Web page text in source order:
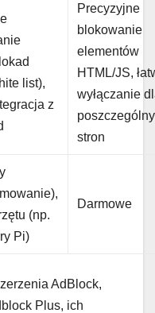
list),
z
Precyzyjne
blokowanie
elementów
HTML/JS,
wyłączanie
stron
(np.
Pi)
Darmowe
AdBlock,
Plus, ich